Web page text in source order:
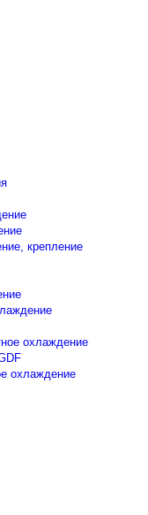
крепление
охлаждение
охлаждение